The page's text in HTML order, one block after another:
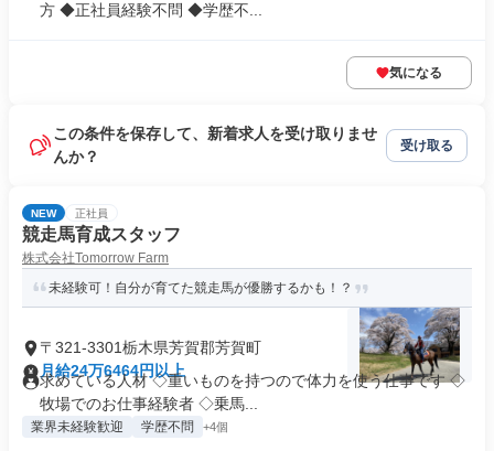
方 ◆正社員経験不問 ◆学歴不...
気になる
この条件を保存して、新着求人を受け取りませ
んか？
受け取る
NEW 正社員
競走馬育成スタッフ
株式会社Tomorrow Farm
未経験可！自分が育てた競走馬が優勝するかも！？
〒321-3301栃木県芳賀郡芳賀町
月給24万6464円以上
求めている人材 ◇重いものを持つので体力を使う仕事です ◇
牧場でのお仕事経験者 ◇乗馬...
業界未経験歓迎 学歴不問 +4個